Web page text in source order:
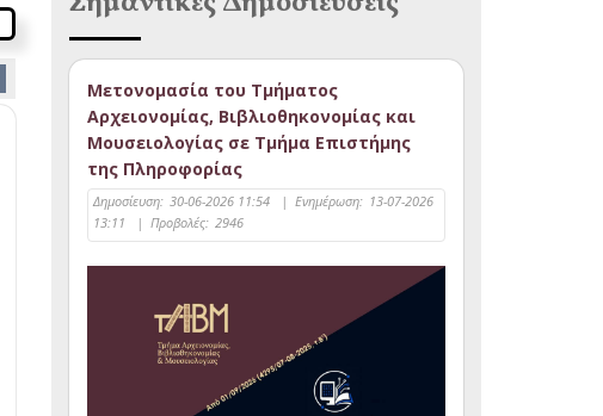
Μετονομασία του Τμήματος
Αρχειονομίας, Βιβλιοθηκονομίας και
Μουσειολογίας σε Τμήμα Επιστήμης
της Πληροφορίας
Δημοσίευση: 30-06-2026 11:54 | Ενημέρωση: 13-07-2026
13:11
| Προβολές: 2946